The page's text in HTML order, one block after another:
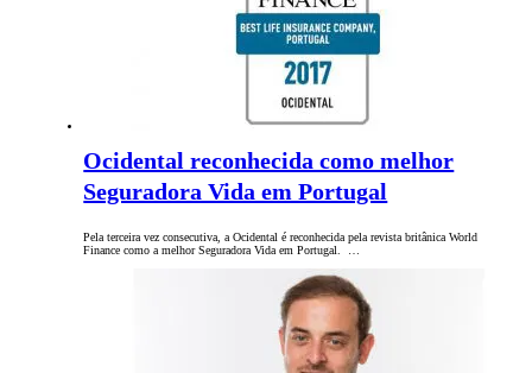
Ocidental reconhecida como melhor
Seguradora Vida em Portugal
Pela terceira vez consecutiva, a Ocidental é reconhecida pela revista britânica World
Finance como a melhor Seguradora Vida em Portugal. …